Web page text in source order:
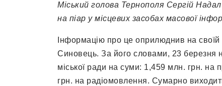
Міський голова Тернополя Сергій
на піар у місцевих засобах масової
Інформацію про це оприлюднив на своїй
Синовець. За його словами, 23 березня
міської ради на суми: 1,459 млн. грн. на
грн. на радіомовлення. Сумарно